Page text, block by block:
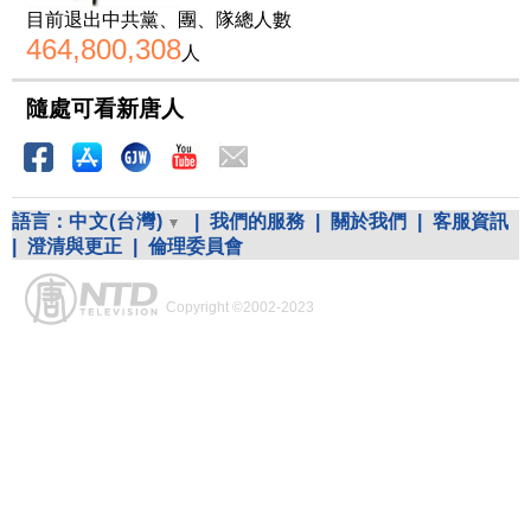
目前退出中共黨、團、隊總人數
464,800,308人
隨處可看新唐人
語言： 中文(台灣) 我們的服務 關於我們
客服資訊
澄清與更正 倫理委員會
Copyright ©2002-2023